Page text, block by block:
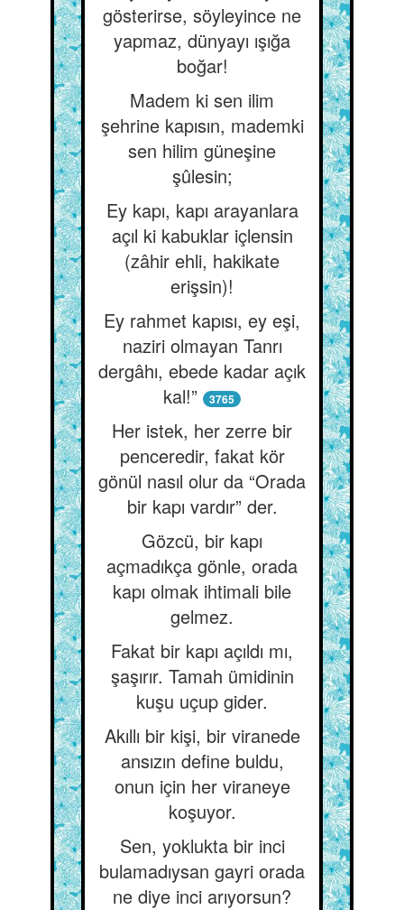
gösterirse, söyleyince ne
yapmaz, dünyayı ışığa
boğar!
Madem ki sen ilim
şehrine kapısın, mademki
sen hilim güneşine
şûlesin;
Ey kapı, kapı arayanlara
açıl ki kabuklar içlensin
(zâhir ehli, hakikate
erişsin)!
Ey rahmet kapısı, ey eşi,
naziri olmayan Tanrı
dergâhı, ebede kadar açık
kal!”
3765
Her istek, her zerre bir
penceredir, fakat kör
gönül nasıl olur da “Orada
bir kapı vardır” der.
Gözcü, bir kapı
açmadıkça gönle, orada
kapı olmak ihtimali bile
gelmez.
Fakat bir kapı açıldı mı,
şaşırır. Tamah ümidinin
kuşu uçup gider.
Akıllı bir kişi, bir viranede
ansızın define buldu,
onun için her viraneye
koşuyor.
Sen, yoklukta bir inci
bulamadıysan gayri orada
ne diye inci arıyorsun?